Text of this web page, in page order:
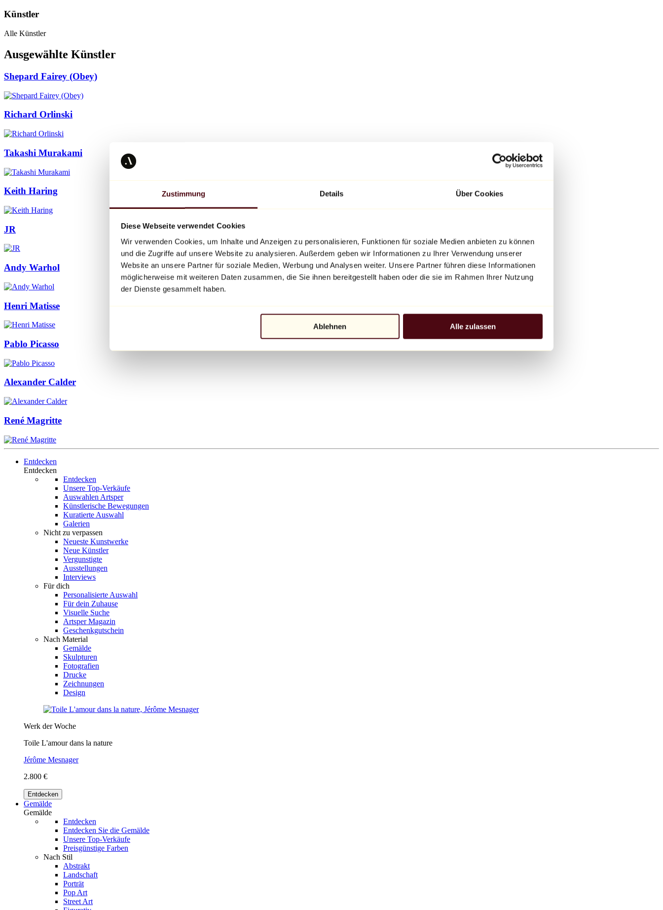
Zustimmung Details Über Cookies
Diese Webseite verwendet Cookies
Wir verwenden Cookies, um Inhalte und Anzeigen zu personalisieren, Funktionen für soziale Medien anbieten zu können
und die Zugriffe auf unsere Website zu analysieren. Außerdem geben wir Informationen zu Ihrer Verwendung unserer
Website an unsere Partner für soziale Medien, Werbung und Analysen weiter. Unsere Partner führen diese Informationen
möglicherweise mit weiteren Daten zusammen, die Sie ihnen bereitgestellt haben oder die sie im Rahmen Ihrer Nutzung
der Dienste gesammelt haben.
Ablehnen Alle zulassen
Künstler
Alle Künstler
Ausgewählte Künstler
Shepard Fairey (Obey)
Richard Orlinski
Takashi Murakami
Keith Haring
JR
Andy Warhol
Henri Matisse
Pablo Picasso
Alexander Calder
René Magritte
Entdecken
Entdecken
Entdecken
Unsere Top-Verkäufe
Auswahlen Artsper
Künstlerische Bewegungen
Kuratierte Auswahl
Galerien
Nicht zu verpassen
Neueste Kunstwerke
Neue Künstler
Vergunstigte
Ausstellungen
Interviews
Für dich
Personalisierte Auswahl
Für dein Zuhause
Visuelle Suche
Artsper Magazin
Geschenkgutschein
Nach Material
Gemälde
Skulpturen
Fotografien
Drucke
Zeichnungen
Design
Werk der Woche
Toile L'amour dans la nature
Jérôme Mesnager
2.800 €
Entdecken
Gemälde
Gemälde
Entdecken
Entdecken Sie die Gemälde
Unsere Top-Verkäufe
Preisgünstige Farben
Nach Stil
Abstrakt
Landschaft
Porträt
Pop Art
Street Art